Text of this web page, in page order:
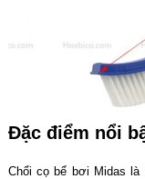
Đặc điểm nổi
Chổi cọ bể bơi Midas là